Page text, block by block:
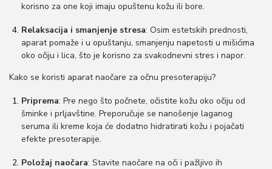
korisno za one koji imaju opuštenu kožu ili bore.
Relaksacija i smanjenje stresa: Osim estetskih prednosti,
aparat pomaže i u opuštanju, smanjenju napetosti u mišićima
oko očiju i lica, što je korisno za svakodnevni stres i napor.
Kako se koristi aparat naočare za očnu presoterapiju?
Priprema: Pre nego što počnete, očistite kožu oko očiju od
šminke i prljavštine. Preporučuje se nanošenje laganog
seruma ili kreme koja će dodatno hidratirati kožu i pojačati
efekte presoterapije.
Položaj naočara: Stavite naočare na oči i pažljivo ih